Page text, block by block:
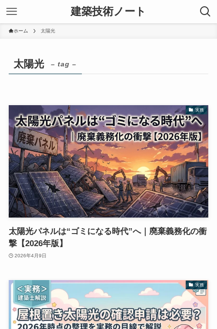
建築技術ノート
ホーム 太陽光
太陽光 – tag –
実務
太陽光パネルは“ゴミになる時代”へ｜廃棄義務化の衝
撃【2026年版】
2026年4月9日
実務